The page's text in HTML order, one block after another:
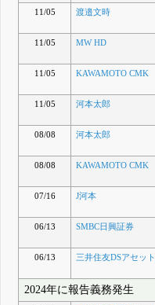
11/05 渡邉文時
11/05 MW HD
11/05 KAWAMOTO CMK
11/05 河本太郎
08/08 河本太郎
08/08 KAWAMOTO CMK
07/16 J河本
06/13 SMBC日興証券
06/13 三井住友DSアセッ
2024年に報告義務発生